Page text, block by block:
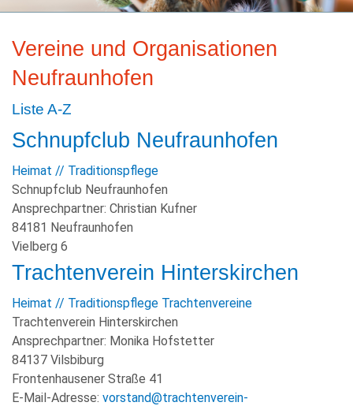
RATHAUS
GEMEINDE
GESCHICHTE
LEBEN+WOHNEN
BILDUNG+SOZIALES
KULTUR+TOURISMUS
WIRTSCHAFT
Vereine und Organisationen
Neufraunhofen
Liste A-Z
Schnupfclub Neufraunhofen
Heimat // Traditionspflege
Schnupfclub Neufraunhofen
Ansprechpartner: Christian Kufner
84181 Neufraunhofen
Vielberg 6
Trachtenverein Hinterskirchen
Heimat // Traditionspflege Trachtenvereine
Trachtenverein Hinterskirchen
Ansprechpartner: Monika Hofstetter
84137 Vilsbiburg
Frontenhausener Straße 41
E-Mail-Adresse: vorstand@trachtenverein-